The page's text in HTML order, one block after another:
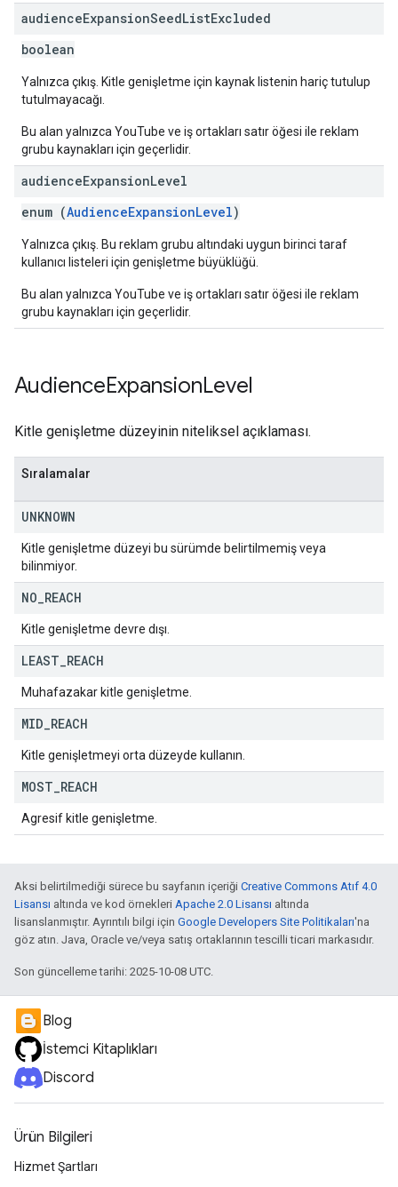
audienceExpansionSeedListExcluded
boolean
Yalnızca çıkış. Kitle genişletme için kaynak listenin hariç tutulup
tutulmayacağı.
Bu alan yalnızca YouTube ve iş ortakları satır öğesi ile reklam
grubu kaynakları için geçerlidir.
audienceExpansionLevel
enum (AudienceExpansionLevel)
Yalnızca çıkış. Bu reklam grubu altındaki uygun birinci taraf
kullanıcı listeleri için genişletme büyüklüğü.
Bu alan yalnızca YouTube ve iş ortakları satır öğesi ile reklam
grubu kaynakları için geçerlidir.
AudienceExpansionLevel
Kitle genişletme düzeyinin niteliksel açıklaması.
Sıralamalar
UNKNOWN
Kitle genişletme düzeyi bu sürümde belirtilmemiş veya
bilinmiyor.
NO REACH
Kitle genişletme devre dışı.
LEAST REACH
Muhafazakar kitle genişletme.
MID REACH
Kitle genişletmeyi orta düzeyde kullanın.
MOST REACH
Agresif kitle genişletme.
Aksi belirtilmediği sürece bu sayfanın içeriği Creative Commons Atıf 4.0
Lisansı altında ve kod örnekleri Apache 2.0 Lisansı altında
lisanslanmıştır. Ayrıntılı bilgi için Google Developers Site Politikaları'na
göz atın. Java, Oracle ve/veya satış ortaklarının tescilli ticari markasıdır.
Son güncelleme tarihi: 2025-10-08 UTC.
Blog
İstemci Kitaplıkları
Discord
Ürün Bilgileri
Hizmet Şartları